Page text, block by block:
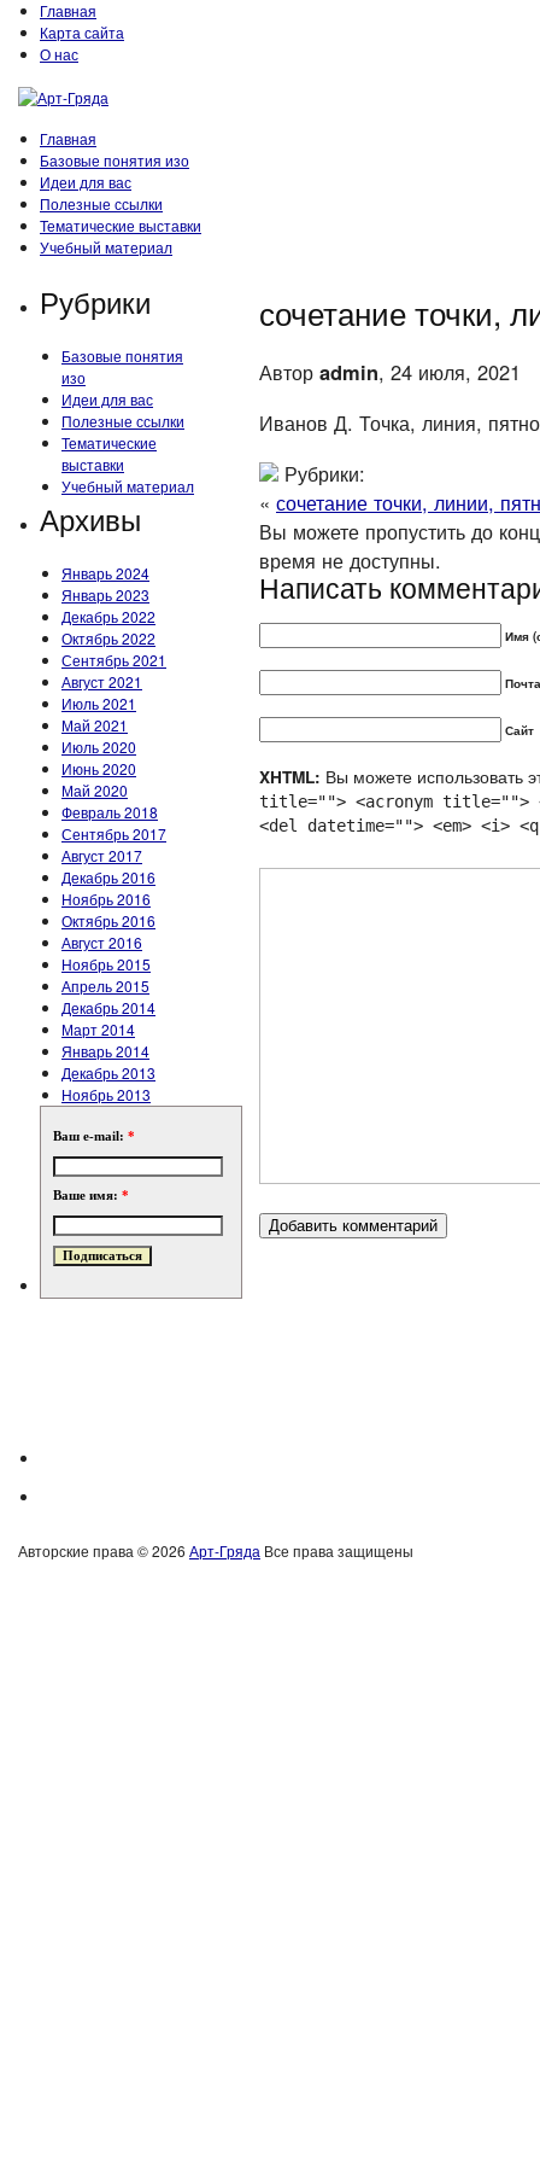
Главная
Карта сайта
О нас
Главная
Базовые понятия изо
Идеи для вас
Полезные ссылки
Тематические выставки
Учебный материал
Рубрики
Базовые понятия
изо
Идеи для вас
Полезные ссылки
Тематические
выставки
Учебный материал
Архивы
Январь 2024
Январь 2023
Декабрь 2022
Октябрь 2022
Сентябрь 2021
Август 2021
Июль 2021
Май 2021
Июль 2020
Июнь 2020
Май 2020
Февраль 2018
Сентябрь 2017
Август 2017
Декабрь 2016
Ноябрь 2016
Октябрь 2016
Август 2016
Ноябрь 2015
Апрель 2015
Декабрь 2014
Март 2014
Январь 2014
Декабрь 2013
Ноябрь 2013
Ваш e-mail: *
Ваше имя: *
сочетание точки,
Автор admin, 24 июля, 2021
Иванов Д. Точка, линия,
Рубрики:
« сочетание точки, линии,
Вы можете пропустить до
время не доступны.
Написать
Имя
Сайт
XHTML: Вы можете использовать
title=""> <acronym title="">
<del datetime=""> <em> <i>
Авторские права © 2026 Арт-Гряда Все права защищены